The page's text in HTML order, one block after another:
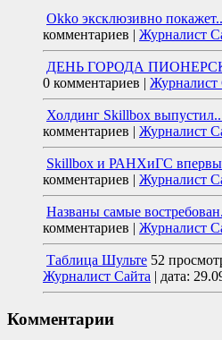
Okko эксклюзивно
комментариев | Журналист
ДЕНЬ ГОРОДА
0 комментариев | Журналист
Холдинг Skillbox
комментариев | Журналист
Skillbox и РАНХиГС
комментариев | Журналист
Названы самые
комментариев | Журналист
Таблица Шульте 52
Журналист Сайта | дата:
Комментарии